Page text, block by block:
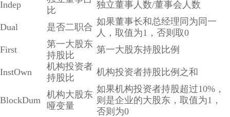
Indep
比
独立董事人数/董事会人数
Dual 是否二职合
如果董事长和总经理同为同一
人，取值为1，否则取0
First
第一大股东
持股比
第一大股东持股比例
InstOwn
机构投资者
持股比
机构投资者持股比例之和
BlockDum
机构大股东
哑变量
如果机构投资者持股超过10%，
则是企业的大股东，取值为1，
否则为0